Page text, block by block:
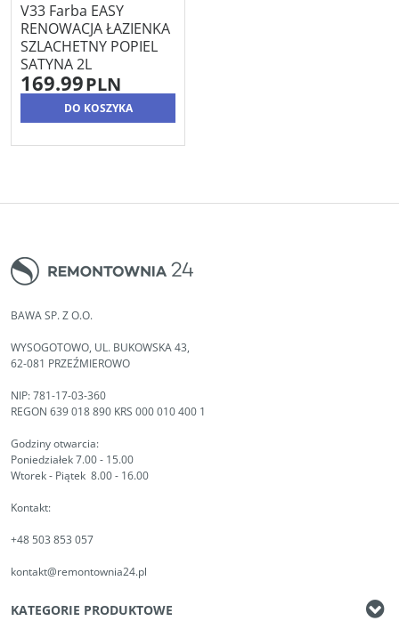
V33 Farba EASY
RENOWACJA ŁAZIENKA
SZLACHETNY POPIEL
SATYNA 2L
169.99PLN
DO KOSZYKA
BAWA SP. Z O.O.
WYSOGOTOWO, UL. BUKOWSKA 43,
62-081 PRZEŹMIEROWO
NIP: 781-17-03-360
REGON 639 018 890 KRS 000 010 400 1
Godziny otwarcia:
Poniedziałek 7.00 - 15.00
Wtorek - Piątek 8.00 - 16.00
Kontakt:
+48 503 853 057
kontakt@remontownia24.pl
KATEGORIE PRODUKTOWE